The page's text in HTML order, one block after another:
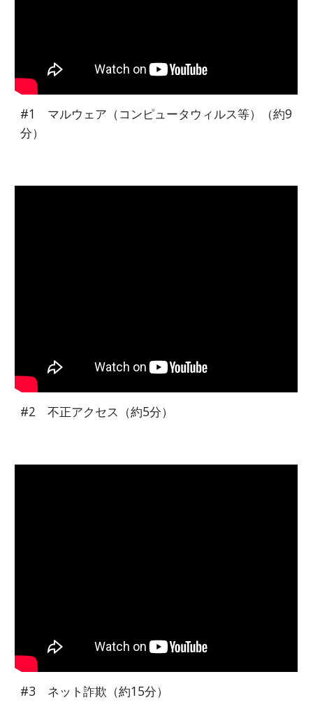
#1 マルウェア（コンピュータウィルス等） （約9
分）
#2不正アクセス（約5分）
#3 ネット詐欺（約15分）